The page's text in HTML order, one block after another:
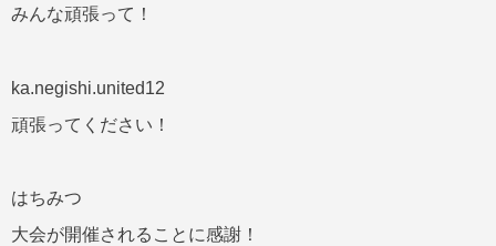
みんな頑張って！
ka.negishi.united12
頑張ってください！
はちみつ
大会が開催されることに感謝！